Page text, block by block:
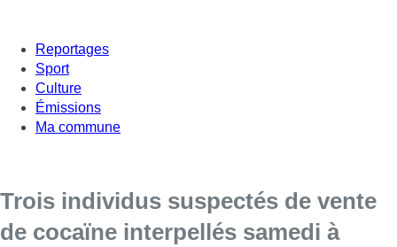
Reportages
Sport
Culture
Émissions
Ma commune
Trois individus suspectés de vente
de cocaïne interpellés samedi à